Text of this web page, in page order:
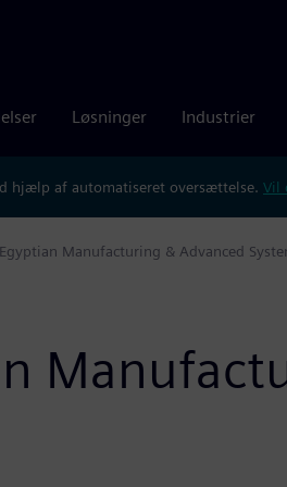
Løsninger Industrier
hjælp af automatiseret oversættelse. Vil
Egyptian Manufacturing & Advanced